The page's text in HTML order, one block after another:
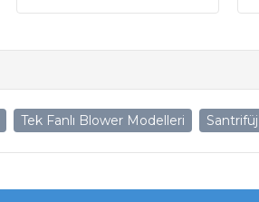
Tek Fanlı Blower Modelleri